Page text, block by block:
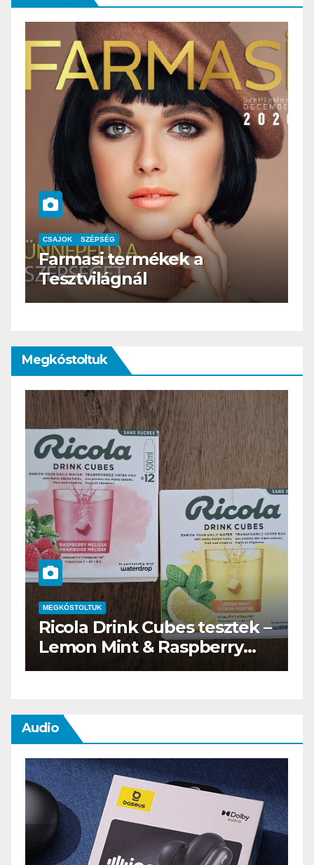
CSAJOK SZÉPSÉG
HERBioticum
Megkóstoltuk
MEGKÓSTOLTUK
Waterdrop üdítő kapszula
teszt
Audio